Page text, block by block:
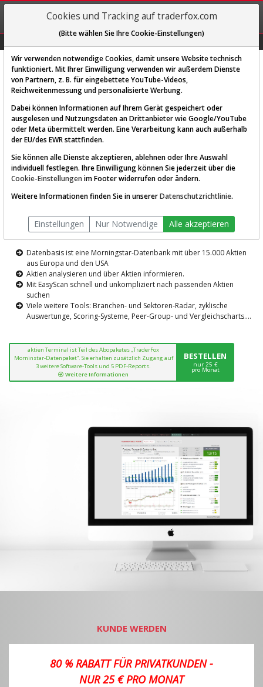
REGIS-
TRIEREN
Diese Funktion ist nur für
AKTIEN-TERMINAL
Die Aktienanalyse-Plattform von
TraderFox
Datenbasis ist eine Morningstar-Datenbank mit über 15.000 Aktien
aus Europa und den USA
Aktien analysieren und über Aktien informieren.
Mit EasyScan schnell und unkompliziert nach passenden Aktien
suchen
Viele weitere Tools: Branchen- und Sektoren-Radar, zyklische
Auswertunge, Scoring-Systeme, Peer-Group- und Vergleichscharts....
aktien Terminal ist Teil des Abopaketes „TraderFox
Morninstar-Datenpaket“. Sie erhalten zusätzlich Zugang auf
3 weitere Software-Tools und 5 PDF-Reports.
Weitere Informationen
BESTELLEN
nur 25 €
pro Monat
KUNDE WERDEN
80 % RABATT FÜR PRIVATKUNDEN -
NUR 25 € PRO MONAT
Cookies und Tracking auf traderfox.com
(Bitte wählen Sie Ihre Cookie-Einstellungen)
Wir verwenden notwendige Cookies, damit unsere Website technisch
funktioniert. Mit Ihrer Einwilligung verwenden wir außerdem Dienste
von Partnern, z. B. für eingebettete YouTube-Videos,
Reichweitenmessung und personalisierte Werbung.
Dabei können Informationen auf Ihrem Gerät gespeichert oder
ausgelesen und Nutzungsdaten an Drittanbieter wie Google/YouTube
oder Meta übermittelt werden. Eine Verarbeitung kann auch außerhalb
der EU/des EWR stattfinden.
Sie können alle Dienste akzeptieren, ablehnen oder Ihre Auswahl
individuell festlegen. Ihre Einwilligung können Sie jederzeit über die
Cookie-Einstellungen im Footer widerrufen oder ändern.
Weitere Informationen finden Sie in unsererDatenschutzrichtlinie.
Einstellungen Nur Notwendige Alle akzeptieren